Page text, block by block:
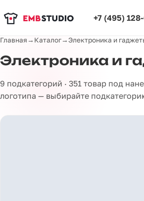
+7 (495)
Главная→ Каталог→Электроника и
Электроника и
9 подкатегорий · 351 товар под
логотипа — выбирайте